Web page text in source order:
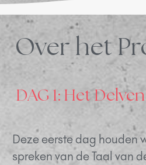
Over het
DAG 1: Het
Deze eerste dag houden
spreken van de Taal van